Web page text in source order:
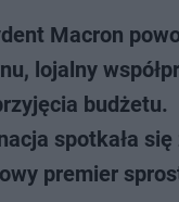
Macron
lojalny
budżetu.
spotkała
premier